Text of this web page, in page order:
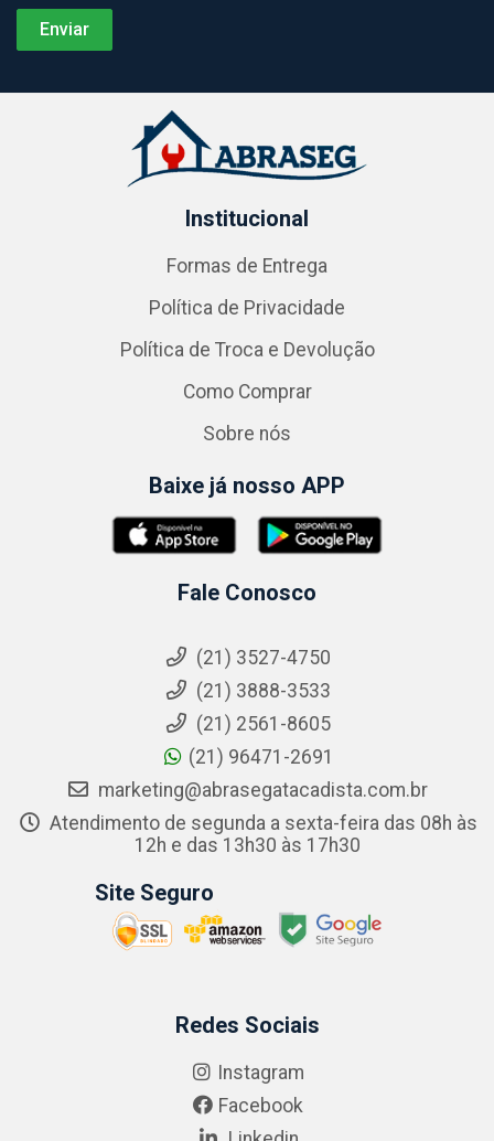
Institucional
Formas de Entrega
Política de Privacidade
Política de Troca e Devolução
Como Comprar
Sobre nós
Baixe já nosso APP
Fale Conosco
(21) 3527-4750
(21) 3888-3533
(21) 2561-8605
(21) 96471-2691
marketing@abrasegatacadista.com.br
Atendimento de segunda a sexta-feira das 08h às
12h e das 13h30 às 17h30
Site Seguro
Redes Sociais
Instagram
Facebook